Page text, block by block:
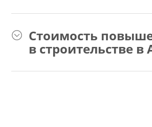
Стоимость
в строительстве в